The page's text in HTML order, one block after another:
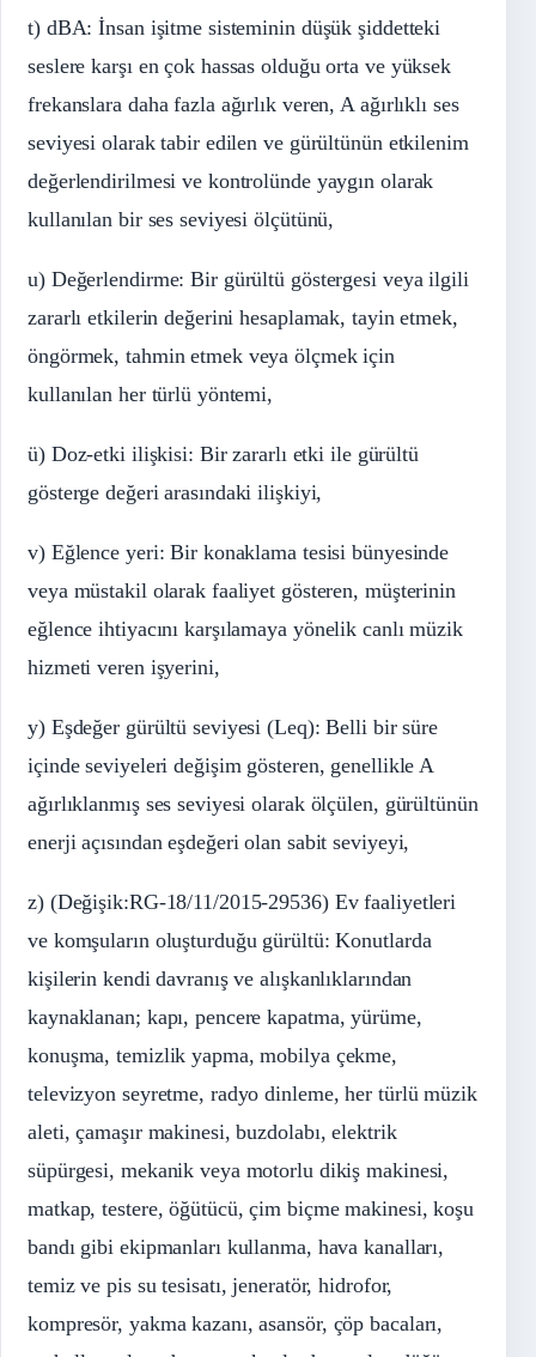
t) dBA: İnsan işitme sisteminin düşük şiddetteki
seslere karşı en çok hassas olduğu orta ve yüksek
frekanslara daha fazla ağırlık veren, A ağırlıklı ses
seviyesi olarak tabir edilen ve gürültünün etkilenim
değerlendirilmesi ve kontrolünde yaygın olarak
kullanılan bir ses seviyesi ölçütünü,
u) Değerlendirme: Bir gürültü göstergesi veya ilgili
zararlı etkilerin değerini hesaplamak, tayin etmek,
öngörmek, tahmin etmek veya ölçmek için
kullanılan her türlü yöntemi,
ü) Doz-etki ilişkisi: Bir zararlı etki ile gürültü
gösterge değeri arasındaki ilişkiyi,
v) Eğlence yeri: Bir konaklama tesisi bünyesinde
veya müstakil olarak faaliyet gösteren, müşterinin
eğlence ihtiyacını karşılamaya yönelik canlı müzik
hizmeti veren işyerini,
y) Eşdeğer gürültü seviyesi (Leq): Belli bir süre
içinde seviyeleri değişim gösteren, genellikle A
ağırlıklanmış ses seviyesi olarak ölçülen, gürültünün
enerji açısından eşdeğeri olan sabit seviyeyi,
z) (Değişik:RG-18/11/2015-29536) Ev faaliyetleri
ve komşuların oluşturduğu gürültü: Konutlarda
kişilerin kendi davranış ve alışkanlıklarından
kaynaklanan; kapı, pencere kapatma, yürüme,
konuşma, temizlik yapma, mobilya çekme,
televizyon seyretme, radyo dinleme, her türlü müzik
aleti, çamaşır makinesi, buzdolabı, elektrik
süpürgesi, mekanik veya motorlu dikiş makinesi,
matkap, testere, öğütücü, çim biçme makinesi, koşu
bandı gibi ekipmanları kullanma, hava kanalları,
temiz ve pis su tesisatı, jeneratör, hidrofor,
kompresör, yakma kazanı, asansör, çöp bacaları,